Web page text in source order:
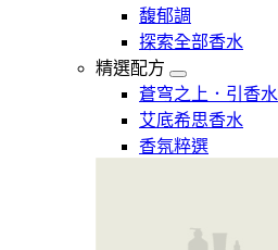
馥郁調
探索全部香水
精選配方
蒼穹之上．引香水
艾底希思香水
香氛粹選